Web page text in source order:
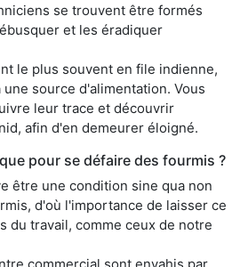
se trouvent être formés
et les éradiquer
le plus souvent en file indienne,
source d'alimentation. Vous
leur trace et découvrir
afin d'en demeurer éloigné.
pour se défaire des fourmis ?
être une condition sine qua non
d'où l'importance de laisser ce
du travail, comme ceux de notre